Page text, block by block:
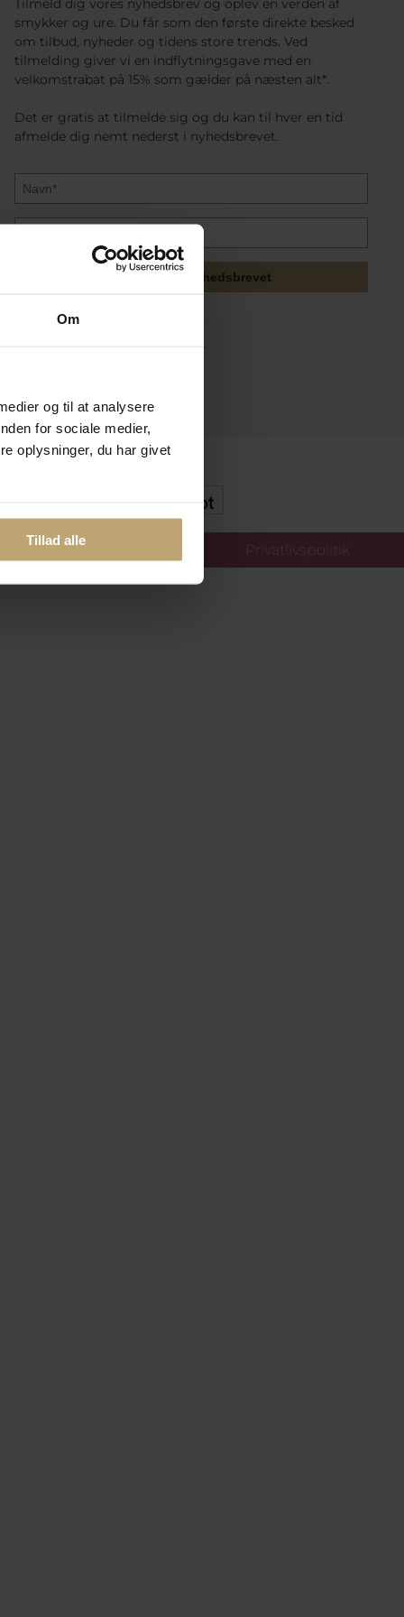
Om
og til at analysere
for sociale medier,
oplysninger, du har givet
Tillad alle
Tilmeld dig vores nyhedsbrev og oplev en verden af
smykker og ure. Du får som den første direkte besked
om tilbud, nyheder og tidens store trends. Ved
tilmelding giver vi en indflytningsgave med en
velkomstrabat på 15% som gælder på næsten alt*.
Det er gratis at tilmelde sig og du kan til hver en tid
afmelde dig nemt nederst i nyhedsbrevet.
Tilmeld mig nyhedsbrevet
Og Tryg E-Handel
Privatlivspolitik